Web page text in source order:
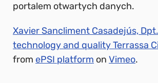
portalem otwartych danych.
Xavier Sancliment Casadejús,
technology and quality Terrassa
from ePSI platform on Vimeo.